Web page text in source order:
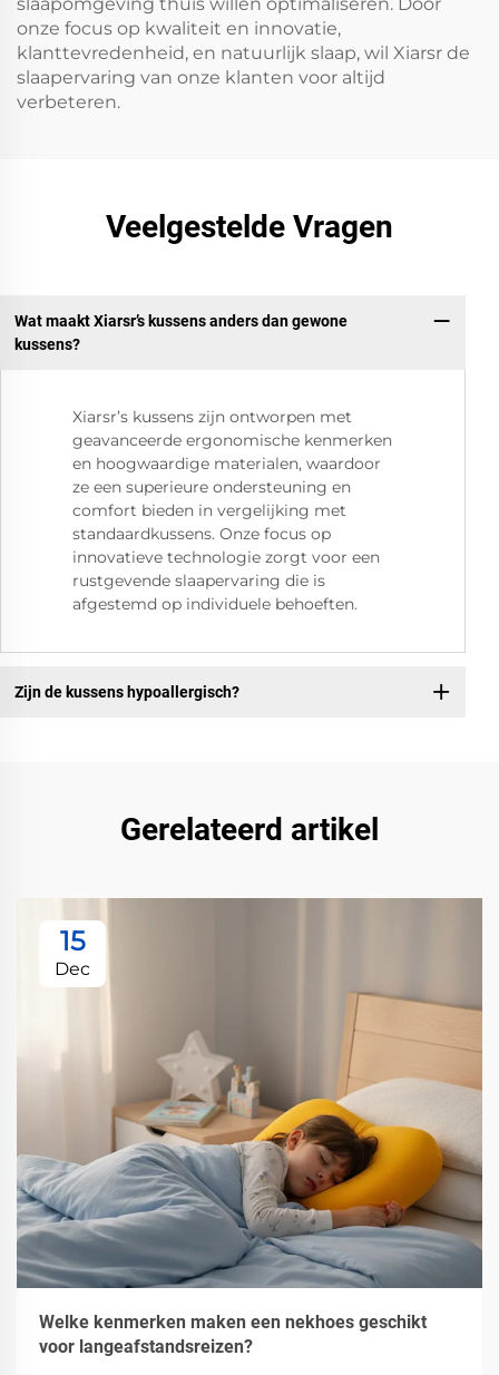
onze focus op kwaliteit en innovatie,
klanttevredenheid, en natuurlijk slaap, wil Xiarsr de
slaapervaring van onze klanten voor altijd
verbeteren.
Veelgestelde Vragen
Wat maakt Xiarsr’s kussens anders dan gewone
kussens?
Xiarsr’s kussens zijn ontworpen met
geavanceerde ergonomische kenmerken
en hoogwaardige materialen, waardoor
ze een superieure ondersteuning en
comfort bieden in vergelijking met
standaardkussens. Onze focus op
innovatieve technologie zorgt voor een
rustgevende slaapervaring die is
afgestemd op individuele behoeften.
Zijn de kussens hypoallergisch?
Gerelateerd artikel
15
Dec
Welke kenmerken maken een nekhoes geschikt
voor langeafstandsreizen?